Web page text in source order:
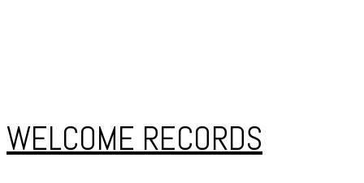
WELCOME RECORDS